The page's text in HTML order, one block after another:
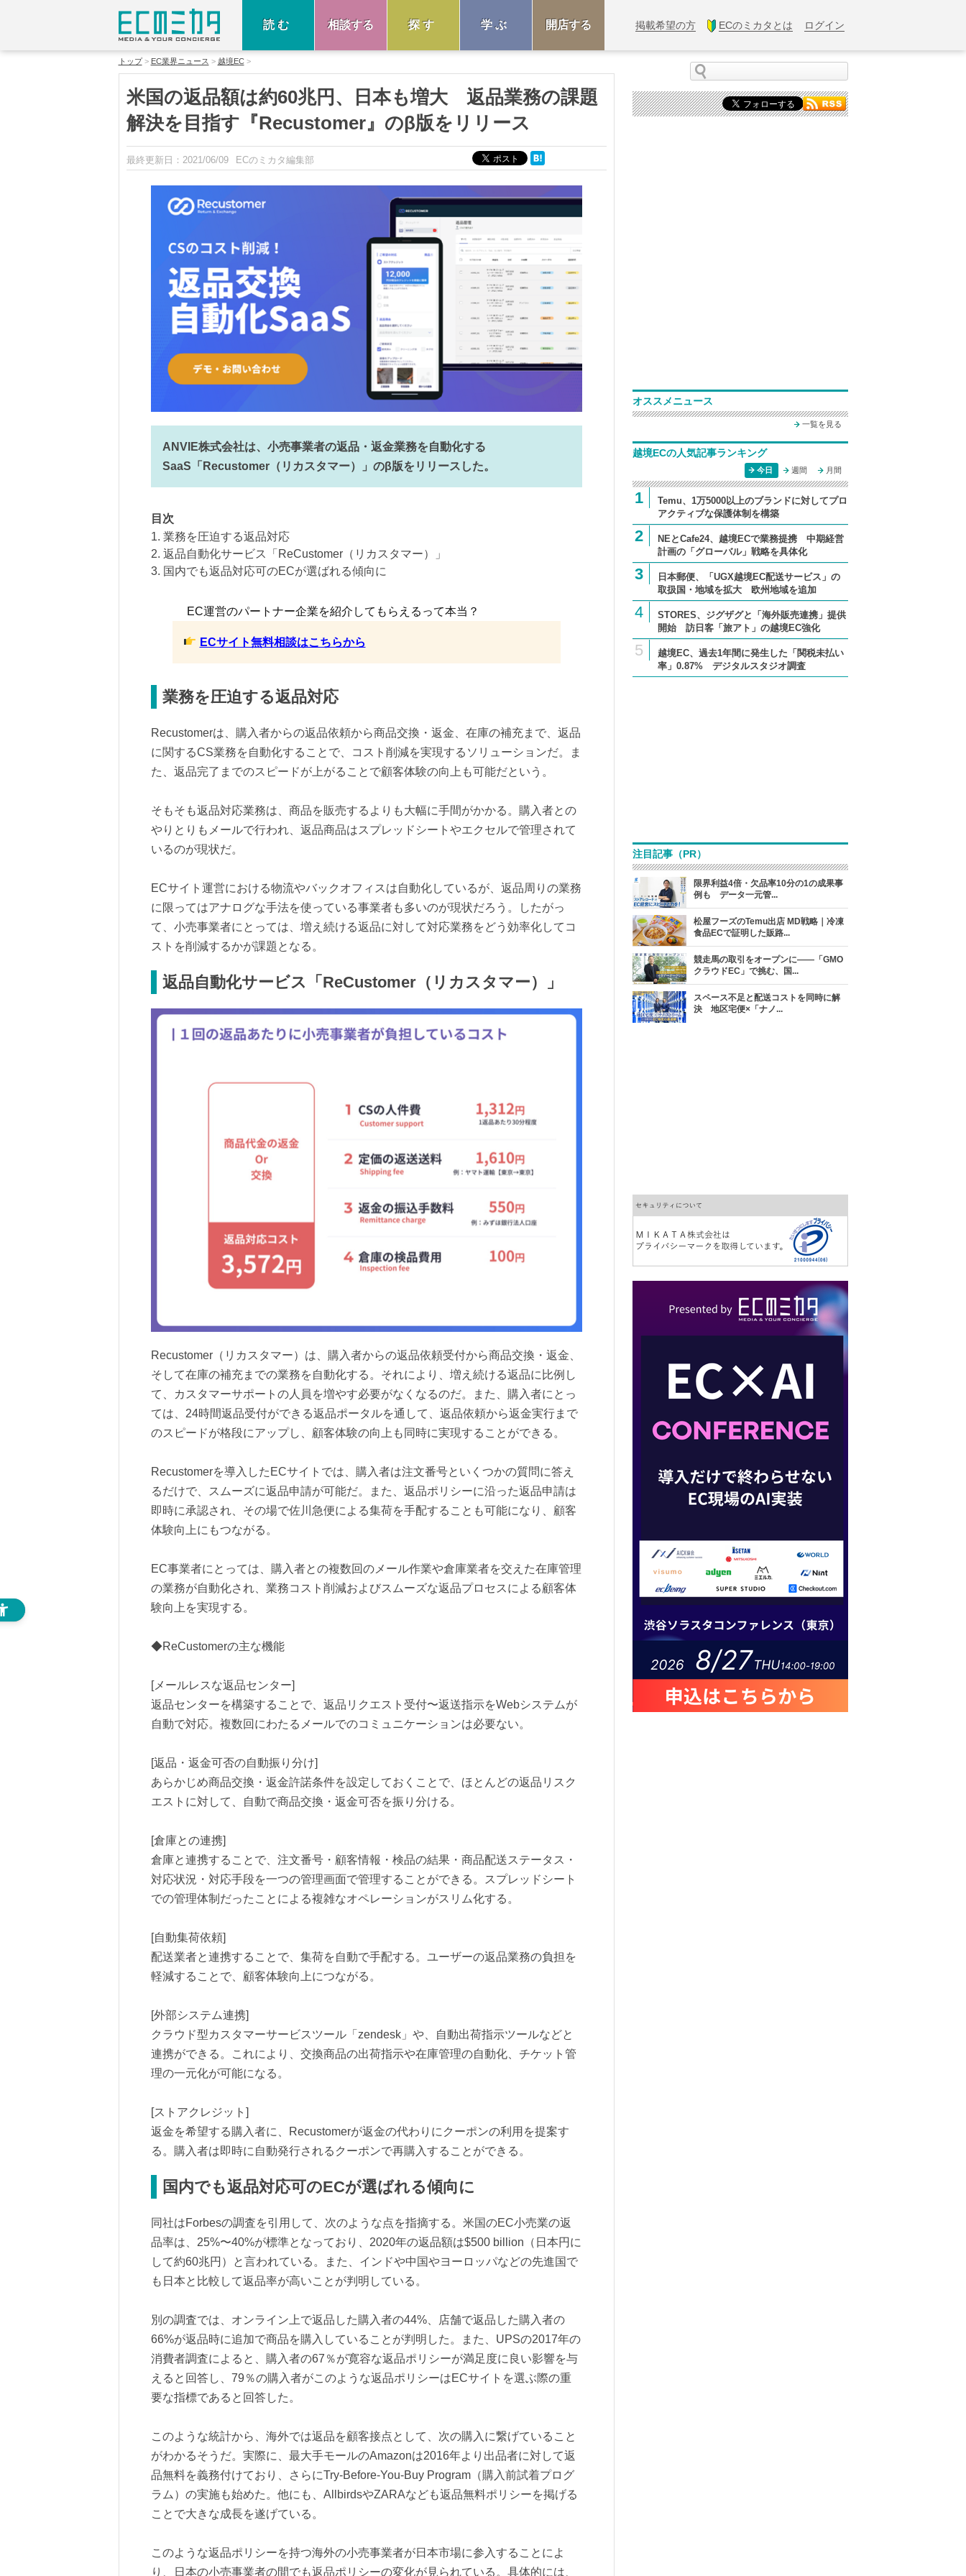
読む 相談する 探す 学ぶ 開店する 掲載希望の方 ECのミカタとは ログイン
トップ EC業界ニュース 越境EC
米国の返品額は約60兆円、日本も増大 返品業務の課題
解決を目指す『Recustomer』のβ版をリリース
最終更新日： 2021/06/09 ECのミカタ編集部
ANVIE株式会社は、小売事業者の返品・返金業務を自動化する
SaaS「Recustomer（リカスタマー）」のβ版をリリースした。
目次
1. 業務を圧迫する返品対応
2. 返品自動化サービス「ReCustomer（リカスタマー）」
3. 国内でも返品対応可のECが選ばれる傾向に
EC運営のパートナー企業を紹介してもらえるって本当？
ECサイト無料相談はこちらから
業務を圧迫する返品対応
Recustomerは、購入者からの返品依頼から商品交換・返金、在庫の補充まで、返品
に関するCS業務を自動化することで、コスト削減を実現するソリューションだ。ま
た、返品完了までのスピードが上がることで顧客体験の向上も可能だという。
そもそも返品対応業務は、商品を販売するよりも大幅に手間がかかる。購入者との
やりとりもメールで行われ、返品商品はスプレッドシートやエクセルで管理されて
いるのが現状だ。
ECサイト運営における物流やバックオフィスは自動化しているが、返品周りの業務
に限ってはアナログな手法を使っている事業者も多いのが現状だろう。したがっ
て、小売事業者にとっては、増え続ける返品に対して対応業務をどう効率化してコ
ストを削減するかが課題となる。
返品自動化サービス「ReCustomer（リカスタマー）」
Recustomer（リカスタマー）は、購入者からの返品依頼受付から商品交換・返金、
そして在庫の補充までの業務を自動化する。それにより、増え続ける返品に比例し
て、カスタマーサポートの人員を増やす必要がなくなるのだ。また、購入者にとっ
ては、24時間返品受付ができる返品ポータルを通して、返品依頼から返金実行まで
のスピードが格段にアップし、顧客体験の向上も同時に実現することができる。
Recustomerを導入したECサイトでは、購入者は注文番号といくつかの質問に答え
るだけで、スムーズに返品申請が可能だ。また、返品ポリシーに沿った返品申請は
即時に承認され、その場で佐川急便による集荷を手配することも可能になり、顧客
体験向上にもつながる。
EC事業者にとっては、購入者との複数回のメール作業や倉庫業者を交えた在庫管理
の業務が自動化され、業務コスト削減およびスムーズな返品プロセスによる顧客体
験向上を実現する。
◆ReCustomerの主な機能
[メールレスな返品センター]
返品センターを構築することで、返品リクエスト受付〜返送指示をWebシステムが
自動で対応。複数回にわたるメールでのコミュニケーションは必要ない。
[返品・返金可否の自動振り分け]
あらかじめ商品交換・返金許諾条件を設定しておくことで、ほとんどの返品リスク
エストに対して、自動で商品交換・返金可否を振り分ける。
[倉庫との連携]
倉庫と連携することで、注文番号・顧客情報・検品の結果・商品配送ステータス・
対応状況・対応手段を一つの管理画面で管理することができる。スプレッドシート
での管理体制だったことによる複雑なオペレーションがスリム化する。
[自動集荷依頼]
配送業者と連携することで、集荷を自動で手配する。ユーザーの返品業務の負担を
軽減することで、顧客体験向上につながる。
[外部システム連携]
クラウド型カスタマーサービスツール「zendesk」や、自動出荷指示ツールなどと
連携ができる。これにより、交換商品の出荷指示や在庫管理の自動化、チケット管
理の一元化が可能になる。
[ストアクレジット]
返金を希望する購入者に、Recustomerが返金の代わりにクーポンの利用を提案す
る。購入者は即時に自動発行されるクーポンで再購入することができる。
国内でも返品対応可のECが選ばれる傾向に
同社はForbesの調査を引用して、次のような点を指摘する。米国のEC小売業の返
品率は、25%〜40%が標準となっており、2020年の返品額は$500 billion（日本円に
して約60兆円）と言われている。また、インドや中国やヨーロッパなどの先進国で
も日本と比較して返品率が高いことが判明している。
別の調査では、オンライン上で返品した購入者の44%、店舗で返品した購入者の
66%が返品時に追加で商品を購入していることが判明した。また、UPSの2017年の
消費者調査によると、購入者の67％が寛容な返品ポリシーが満足度に良い影響を与
えると回答し、79％の購入者がこのような返品ポリシーはECサイトを選ぶ際の重
要な指標であると回答した。
このような統計から、海外では返品を顧客接点として、次の購入に繋げていること
がわかるそうだ。実際に、最大手モールのAmazonは2016年より出品者に対して返
品無料を義務付けており、さらにTry-Before-You-Buy Program（購入前試着プログ
ラム）の実施も始めた。他にも、AllbirdsやZARAなども返品無料ポリシーを掲げる
ことで大きな成長を遂げている。
このような返品ポリシーを持つ海外の小売事業者が日本市場に参入することによ
り、日本の小売事業者の間でも返品ポリシーの変化が見られている。具体的には、
オススメニュース
一覧を見る
越境ECの人気記事ランキング
今日 週間 月間
1
Temu、1万5000以上のブランドに対してプロ
アクティブな保護体制を構築
2
NEとCafe24、越境ECで業務提携 中期経営
計画の「グローバル」戦略を具体化
3
日本郵便、「UGX越境EC配送サービス」の
取扱国・地域を拡大 欧州地域を追加
4
STORES、ジグザグと「海外販売連携」提供
開始 訪日客「旅アト」の越境EC強化
5
越境EC、過去1年間に発生した「関税未払い
率」0.87% デジタルスタジオ調査
注目記事（PR）
限界利益4倍・欠品率10分の1の成果事
例も データ一元管...
松屋フーズのTemu出店 MD戦略｜冷凍
食品ECで証明した販路...
競走馬の取引をオープンに――「GMO
クラウドEC」で挑む、国...
スペース不足と配送コストを同時に解
決 地区宅便×「ナノ...